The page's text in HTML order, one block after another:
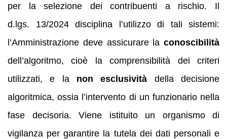
per la selezione dei contribuenti a rischio. Il
d.lgs. 13/2024 disciplina l’utilizzo di tali sistemi:
l’Amministrazione deve assicurare la conoscibilità
dell’algoritmo, cioè la comprensibilità dei criteri
utilizzati, e la non esclusività della decisione
algoritmica, ossia l’intervento di un funzionario nella
fase decisoria. Viene istituito un organismo di
vigilanza per garantire la tutela dei dati personali e